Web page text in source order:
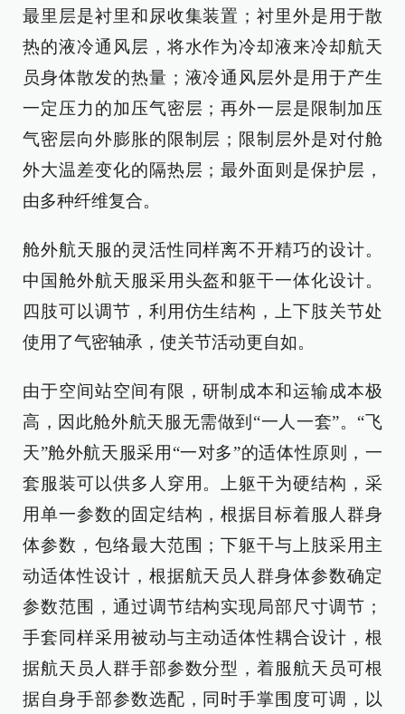
最里层是衬里和尿收集装置；衬里外是用于散
热的液冷通风层，将水作为冷却液来冷却航天
员身体散发的热量；液冷通风层外是用于产生
一定压力的加压气密层；再外一层是限制加压
气密层向外膨胀的限制层；限制层外是对付舱
外大温差变化的隔热层；最外面则是保护层，
由多种纤维复合。
舱外航天服的灵活性同样离不开精巧的设计。
中国舱外航天服采用头盔和躯干一体化设计。
四肢可以调节，利用仿生结构，上下肢关节处
使用了气密轴承，使关节活动更自如。
由于空间站空间有限，研制成本和运输成本极
高，因此舱外航天服无需做到“一人一套”。“飞
天”舱外航天服采用“一对多”的适体性原则，一
套服装可以供多人穿用。上躯干为硬结构，采
用单一参数的固定结构，根据目标着服人群身
体参数，包络最大范围；下躯干与上肢采用主
动适体性设计，根据航天员人群身体参数确定
参数范围，通过调节结构实现局部尺寸调节；
手套同样采用被动与主动适体性耦合设计，根
据航天员人群手部参数分型，着服航天员可根
据自身手部参数选配，同时手掌围度可调，以